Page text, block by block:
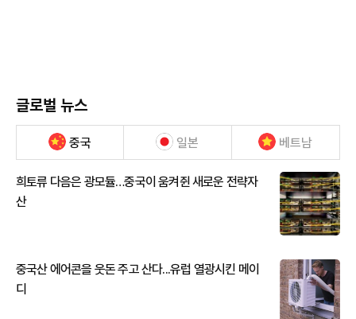
글로벌 뉴스
중국 일본 베트남
희토류 다음은 광모듈…중국이 움켜쥔 새로운 전략자
산
중국산 에어콘을 웃돈 주고 산다...유럽 열광시킨 메이
디